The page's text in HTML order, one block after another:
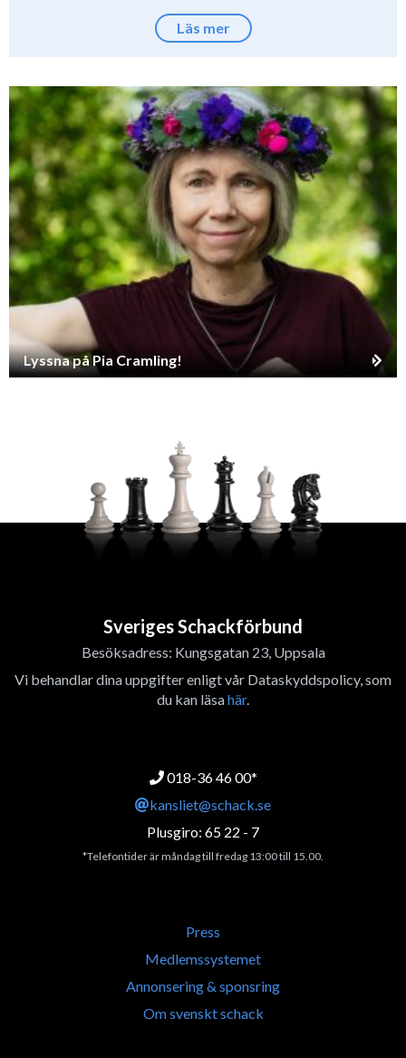
Läs mer
Lyssna på Pia Cramling!
Sveriges Schackförbund
Besöksadress: Kungsgatan 23, Uppsala
Vi behandlar dina uppgifter enligt vår Dataskyddspolicy, som
du kan läsahär.
018-36 46 00*
kansliet@schack.se
Plusgiro: 65 22 - 7
*Telefontider är måndag till fredag 13:00 till 15.00.
Press
Medlemssystemet
Annonsering & sponsring
Om svenskt schack